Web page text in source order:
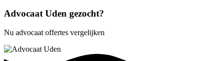
Advocaat Uden gezocht?
Nu advocaat offertes vergelijken